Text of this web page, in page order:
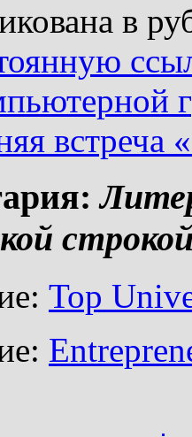
в
встреча
Top